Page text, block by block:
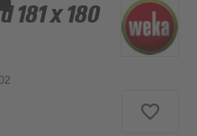
181 x 180